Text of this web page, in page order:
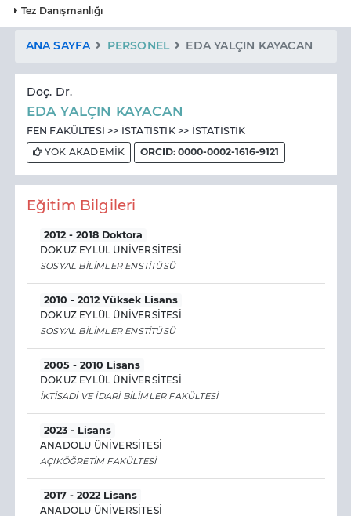
Tez Danışmanlığı
ANA SAYFA PERSONEL EDA YALÇIN KAYACAN
Doç. Dr.
EDA YALÇIN KAYACAN
FEN FAKÜLTESİ >> İSTATİSTİK >> İSTATİSTİK
YÖK AKADEMİK
ORCID: 0000-0002-1616-9121
Eğitim Bilgileri
2012 - 2018 Doktora
DOKUZ EYLÜL ÜNİVERSİTESİ
SOSYAL BİLİMLER ENSTİTÜSÜ
2010 - 2012 Yüksek Lisans
DOKUZ EYLÜL ÜNİVERSİTESİ
SOSYAL BİLİMLER ENSTİTÜSÜ
2005 - 2010 Lisans
DOKUZ EYLÜL ÜNİVERSİTESİ
İKTİSADİ VE İDARİ BİLİMLER FAKÜLTESİ
2023 - Lisans
ANADOLU ÜNİVERSİTESİ
AÇIKÖĞRETİM FAKÜLTESİ
2017 - 2022 Lisans
ANADOLU ÜNİVERSİTESİ